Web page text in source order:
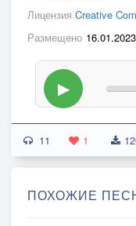
Лицензия Creative
Размещено
▶
11 1
ПОХОЖИЕ